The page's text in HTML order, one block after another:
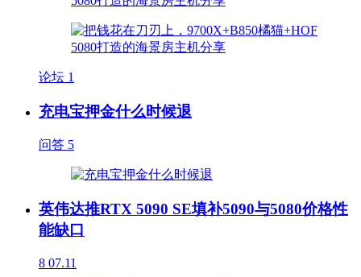
论坛 1
充电宝押金什么时候退
问答 5
英伟达推RTX 5090 SE填补5090与5080价格性
能缺口
8 07.11